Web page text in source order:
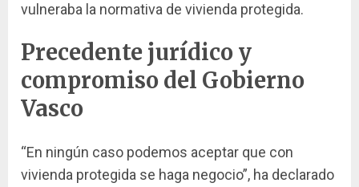
vulneraba la normativa de vivienda protegida.
Precedente jurídico y
compromiso del Gobierno
Vasco
“En ningún caso podemos aceptar que con
vivienda protegida se haga negocio”, ha declarado